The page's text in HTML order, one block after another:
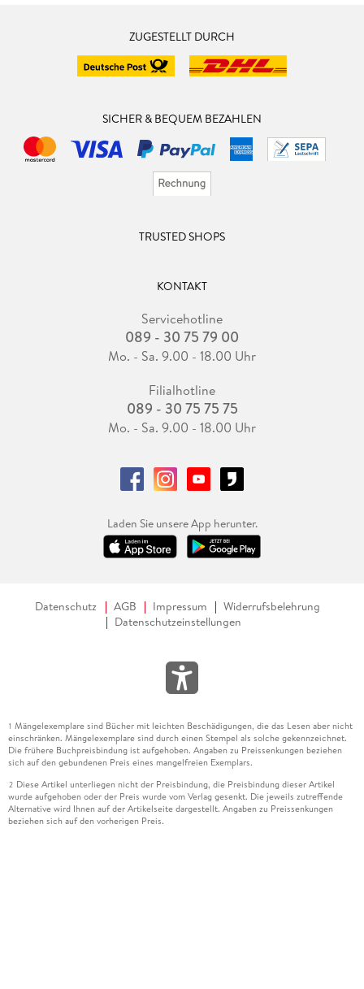
ZUGESTELLT DURCH
SICHER & BEQUEM BEZAHLEN
TRUSTED SHOPS
KONTAKT
Servicehotline
089 - 30 75 79 00
Mo. - Sa. 9.00 - 18.00 Uhr
Filialhotline
089 - 30 75 75 75
Mo. - Sa. 9.00 - 18.00 Uhr
Laden Sie unsere App herunter.
Datenschutz AGB Impressum
Widerrufsbelehrung
Datenschutzeinstellungen
1 Mängelexemplare sind Bücher mit leichten Beschädigungen, die das Lesen aber nicht
einschränken. Mängelexemplare sind durch einen Stempel als solche gekennzeichnet.
Die frühere Buchpreisbindung ist aufgehoben. Angaben zu Preissenkungen beziehen
sich auf den gebundenen Preis eines mangelfreien Exemplars.
2 Diese Artikel unterliegen nicht der Preisbindung, die Preisbindung dieser Artikel
wurde aufgehoben oder der Preis wurde vom Verlag gesenkt. Die jeweils zutreffende
Alternative wird Ihnen auf der Artikelseite dargestellt. Angaben zu Preissenkungen
beziehen sich auf den vorherigen Preis.